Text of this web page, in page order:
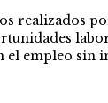
empleo sin